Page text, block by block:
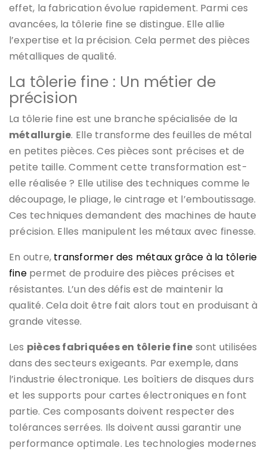
effet, la fabrication évolue rapidement. Parmi ces
avancées, la tôlerie fine se distingue. Elle allie
l’expertise et la précision. Cela permet des pièces
métalliques de qualité.
La tôlerie fine : Un métier de
précision
La tôlerie fine est une branche spécialisée de la
métallurgie. Elle transforme des feuilles de métal
en petites pièces. Ces pièces sont précises et de
petite taille. Comment cette transformation est-
elle réalisée ? Elle utilise des techniques comme le
découpage, le pliage, le cintrage et l’emboutissage.
Ces techniques demandent des machines de haute
précision. Elles manipulent les métaux avec finesse.
En outre, transformer des métaux grâce à la tôlerie
finepermet de produire des pièces précises et
résistantes. L’un des défis est de maintenir la
qualité. Cela doit être fait alors tout en produisant à
grande vitesse.
Les pièces fabriquées en tôlerie fine sont utilisées
dans des secteurs exigeants. Par exemple, dans
l’industrie électronique. Les boîtiers de disques durs
et les supports pour cartes électroniques en font
partie. Ces composants doivent respecter des
tolérances serrées. Ils doivent aussi garantir une
performance optimale. Les technologies modernes